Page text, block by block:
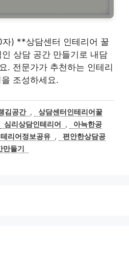
) **상담센터 인테리어 꿀
상담 공간 만들기로 내담
. 전문가가 추천하는 인테리
조성하세요.
김공간 ,
상담센터인테리어꿀
심리상담인테리어 ,
아늑한공
리어정보공유 ,
편안한상담공
만들기